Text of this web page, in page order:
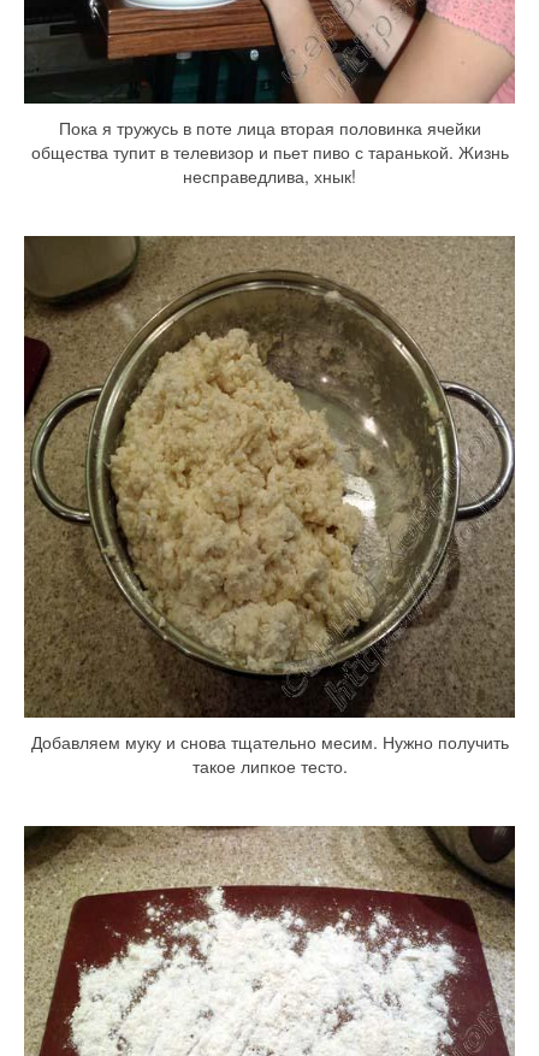
Пока я тружусь в поте лица вторая половинка ячейки
общества тупит в телевизор и пьет пиво с таранькой. Жизнь
несправедлива, хнык!
Добавляем муку и снова тщательно месим. Нужно получить
такое липкое тесто.